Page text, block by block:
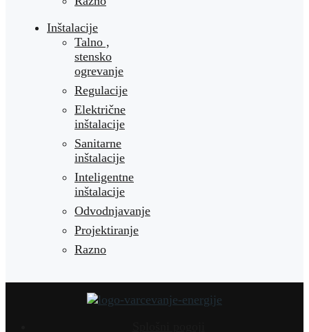
Inštalacije
Talno ,
stensko
ogrevanje
Regulacije
Električne
inštalacije
Sanitarne
inštalacije
Inteligentne
inštalacije
Odvodnjavanje
Projektiranje
Razno